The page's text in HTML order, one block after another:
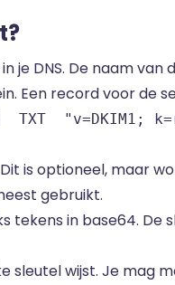
in je DNS. De naam
Een record voor de
"v=DKIM1;
is optioneel, maar
gebruikt.
tekens in base64. De
sleutel wijst. Je mag